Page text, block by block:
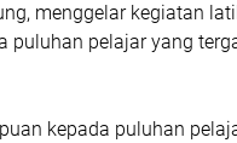
menggelar kegiatan
puluhan pelajar yang
kepada puluhan